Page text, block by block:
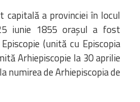
capitală a provinciei în locul
iunie 1855 orașul a fost
(unită cu Episcopia
Arhiepiscopie la 30 aprilie
numirea de Arhiepiscopia de